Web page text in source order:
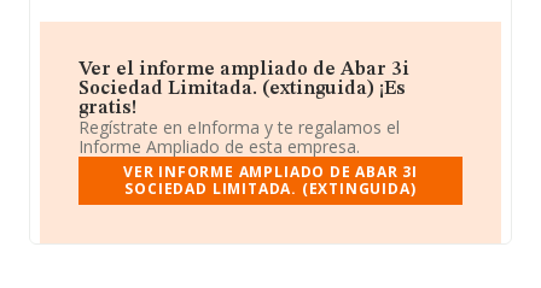
Ver el informe ampliado de Abar 3i
Sociedad Limitada. (extinguida) ¡Es
gratis!
Regístrate en eInforma y te regalamos el
Informe Ampliado de esta empresa.
VER INFORME AMPLIADO DE ABAR 3I
SOCIEDAD LIMITADA. (EXTINGUIDA)